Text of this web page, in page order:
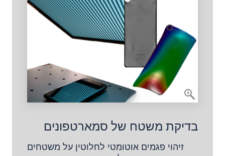
בדיקת משטח של סמארטפונים
זיהוי פגמים אוטומטי לחלוטין על משטחים